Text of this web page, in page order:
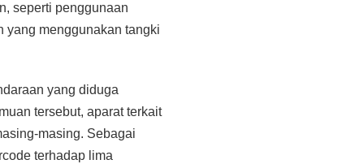
seperti penggunaan
yang menggunakan tangki
yang diduga
tersebut, aparat terkait
masing. Sebagai
terhadap lima